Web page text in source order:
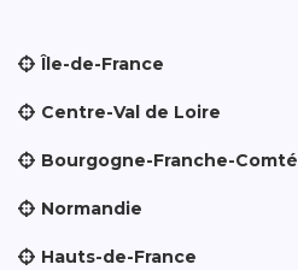
Île-de-France
Centre-Val de Loire
Bourgogne-Franche-Comté
Normandie
Hauts-de-France